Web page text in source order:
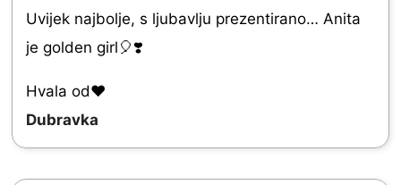
e
d
5
.
Uvijek najbolje, s ljubavlju prezentirano… Anita
je golden girl🎈❣️
Hvala od♥️
Dubravka